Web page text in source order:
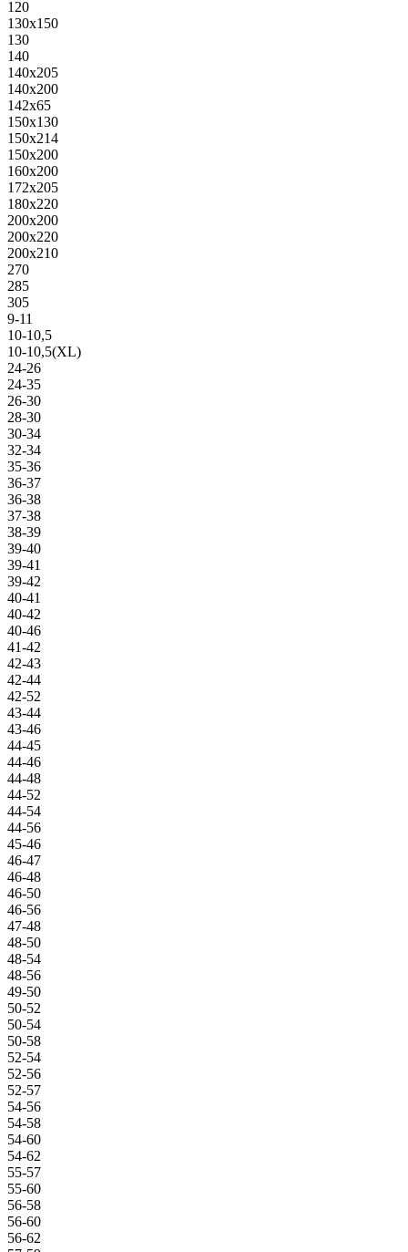
120
130х150
130
140
140х205
140х200
142х65
150х130
150х214
150х200
160х200
172х205
180х220
200х200
200х220
200х210
270
285
305
9-11
10-10,5
10-10,5(XL)
24-26
24-35
26-30
28-30
30-34
32-34
35-36
36-37
36-38
37-38
38-39
39-40
39-41
39-42
40-41
40-42
40-46
41-42
42-43
42-44
42-52
43-44
43-46
44-45
44-46
44-48
44-52
44-54
44-56
45-46
46-47
46-48
46-50
46-56
47-48
48-50
48-54
48-56
49-50
50-52
50-54
50-58
52-54
52-56
52-57
54-56
54-58
54-60
54-62
55-57
55-60
56-58
56-60
56-62